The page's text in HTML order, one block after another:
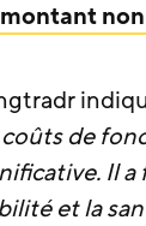
de
Il a
et la